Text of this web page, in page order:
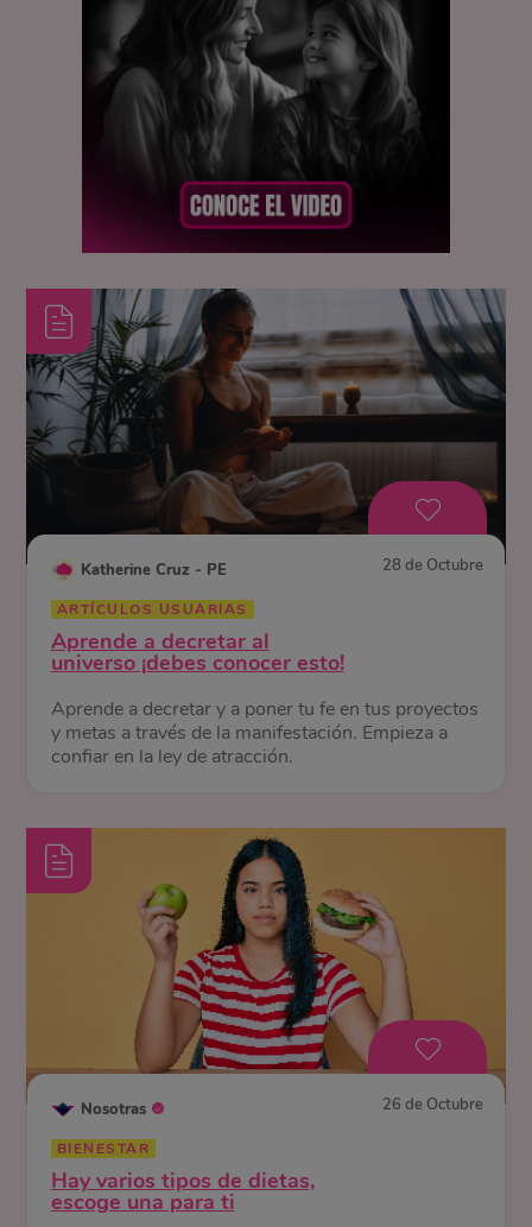
Katherine Cruz - PE 28 de Octubre
ARTÍCULOS USUARIAS
Aprende a decretar al
universo ¡debes conocer esto!
Aprende a decretar y a poner tu fe en tus proyectos
y metas a través de la manifestación. Empieza a
confiar en la ley de atracción.
Nosotras 26 de Octubre
BIENESTAR
Hay varios tipos de dietas,
escoge una para ti